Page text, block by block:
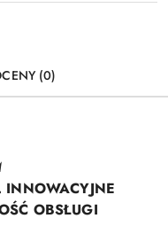
(0)
INNOWACYJNE
OBSŁUGI